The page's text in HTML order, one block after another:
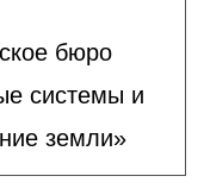
бюро
системы и
земли»